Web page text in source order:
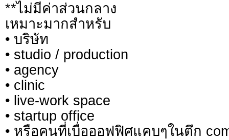
**ไม่มีค่าส่วนกลาง
เหมาะมากสำหรับ
• บริษัท
• studio / production
• agency
• clinic
• live-work space
• startup office
• หรือคนที่เบื่อออฟฟิศแคบๆในตึก